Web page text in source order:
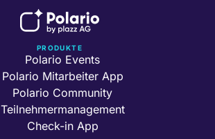
PRODUKTE
Polario Events
Polario Mitarbeiter App
Polario Community
Teilnehmermanagement
Check-in App